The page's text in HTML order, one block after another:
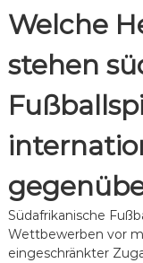
Welche
stehen
Südafrikanische
Wettbewerben vor
eingeschränkter